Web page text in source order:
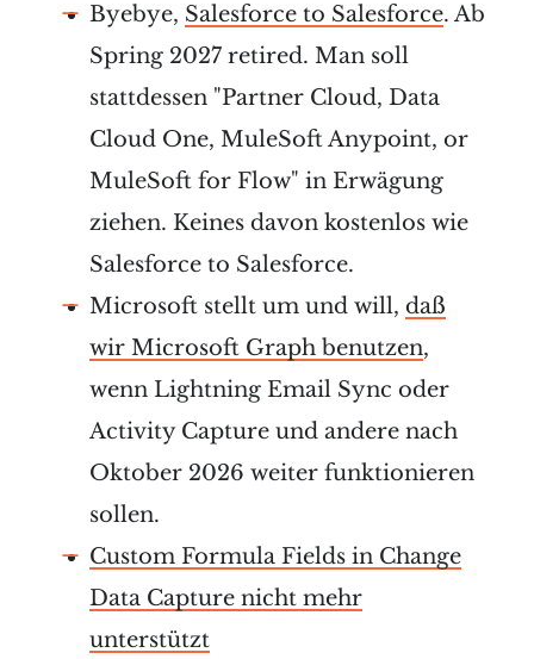
Byebye, Salesforce to Salesforce. Ab
Spring 2027 retired. Man soll
stattdessen "Partner Cloud, Data
Cloud One, MuleSoft Anypoint, or
MuleSoft for Flow" in Erwägung
ziehen. Keines davon kostenlos wie
Salesforce to Salesforce.
Microsoft stellt um und will, daß
wir Microsoft Graph benutzen,
wenn Lightning Email Sync oder
Activity Capture und andere nach
Oktober 2026 weiter funktionieren
sollen.
Custom Formula Fields in Change
Data Capture nicht mehr
unterstützt